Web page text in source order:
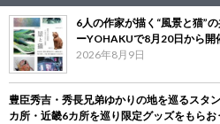
6人の作家が描く“風景と猫”
ーYOHAKUで8月20日から開
2026年8月9日
豊臣秀吉・秀長兄弟ゆかりの地を巡るス
カ所・近畿6カ所を巡り限定グッズをもらお